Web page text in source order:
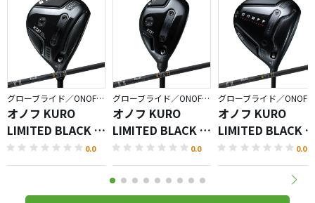
グローブライド／ONOFF KURO
オノフ KURO
LIMITED BLACK フ
ェアウェイ アーム
ズ
0.0
グローブライド／ONOFF KURO
オノフ KURO
LIMITED BLACK ユ
ーティリティ ウィ
ングス
0.0
オノフ KURO
LIMITED BLACK
ライバー
0.0